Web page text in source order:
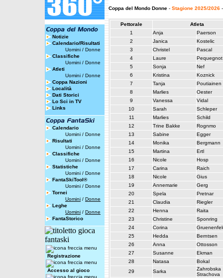
Notizie
Calendario/Risultati
Uomini / Donne
Classifiche
Uomini / Donne
Atleti
Uomini / Donne
Coppa Nazioni
Località
Dati Storici
Lo Sci in TV
Links
Calendario
Uomini / Donne
Risultati
Uomini / Donne
Classifiche
Uomini / Donne
Statistiche
Uomini / Donne
FantaSkiTool®
Uomini / Donne
Tornei
Uomini / Donne
Leghe
Uomini / Donne
FantaStorico
Registrazione
Accesso al gioco
Coppa del Mondo Donne - Stagione 2025/2026
Pettorale
Atleta
1
Anja
Paerson
2
Janica
Kostelic
3
Christel
Pascal
4
Laure
Pequegnot
5
Sonja
Nef
6
Kristina
Koznick
7
Tanja
Poutiainen
8
Marlies
Oester
9
Vanessa
Vidal
10
Sarah
Schleper
11
Marlies
Schild
12
Trine Bakke
Rognmo
13
Sabine
Egger
14
Monika
Bergmann
15
Martina
Ertl
16
Nicole
Hosp
17
Carina
Raich
18
Nicole
Gius
19
Annemarie
Gerg
20
Spela
Pretnar
21
Claudia
Riegler
22
Henna
Raita
23
Christine
Sponring
24
Corina
25
Hedda
Berntsen
26
Anna
Ottosson
27
Susanne
Ekman
28
Natasa
Bokal
29
Sarka
Zahrobska
Strachova